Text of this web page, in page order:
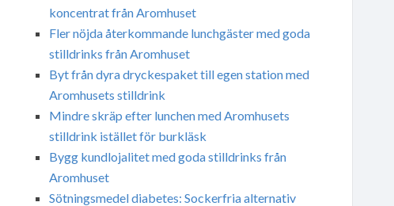
koncentrat från Aromhuset
Fler nöjda återkommande lunchgäster med goda
stilldrinks från Aromhuset
Byt från dyra dryckespaket till egen station med
Aromhusets stilldrink
Mindre skräp efter lunchen med Aromhusets
stilldrink istället för burkläsk
Bygg kundlojalitet med goda stilldrinks från
Aromhuset
Sötningsmedel diabetes: Sockerfria alternativ